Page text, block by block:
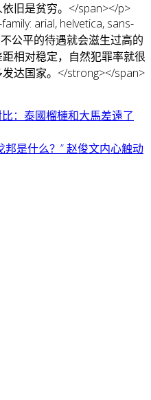
旧是贫穷。</span></p>
arial, helvetica, sans-
公平的待遇就会滋生过高的
相对稳定，自然犯罪率就很
达国家。</strong></span>
：泰國榴槤和大馬差遠了
邦是什么？” 赵俊文内心触动